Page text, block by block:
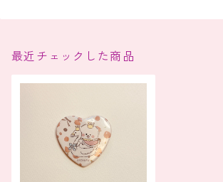
最近チェックした商品